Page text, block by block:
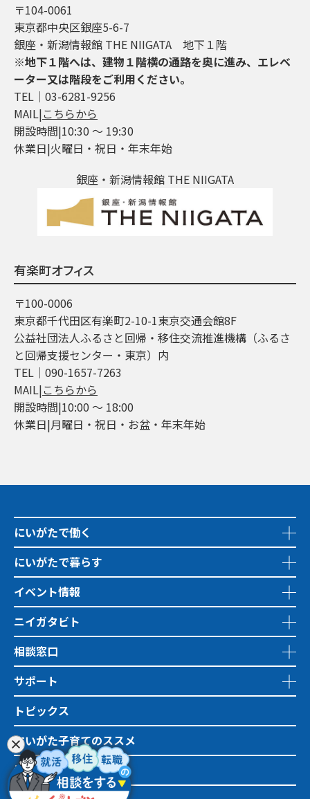
〒104-0061
東京都中央区銀座5-6-7
銀座・新潟情報館 THE NIIGATA 地下１階
※地下１階へは、建物１階横の通路を奥に進み、エレベ
ーター又は階段をご利用ください。
TEL│03-6281-9256
MAIL|こちらから
開設時間|10:30 ～ 19:30
休業日|火曜日・祝日・年末年始
銀座・新潟情報館 THE NIIGATA
有楽町オフィス
〒100-0006
東京都千代田区有楽町2-10-1東京交通会館8F
公益社団法人ふるさと回帰・移住交流推進機構（ふるさ
と回帰支援センター・東京）内
TEL│090-1657-7263
MAIL|こちらから
開設時間|10:00 ～ 18:00
休業日|月曜日・祝日・お盆・年末年始
にいがたで働く
にいがたで暮らす
イベント情報
ニイガタビト
相談窓口
サポート
トピックス
にいがた子育てのススメ
地域おこし協力隊